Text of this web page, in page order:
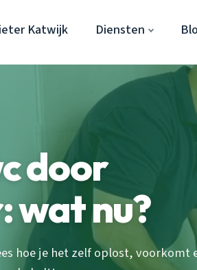
Katwijk Diensten
door
wat nu?
hoe je het zelf oplost, voorkomt